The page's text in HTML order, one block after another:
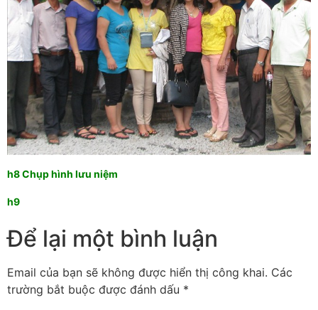
h8 Chụp hình lưu niệm
h9
Để lại một bình luận
Email của bạn sẽ không được hiển thị công khai. Các
trường bắt buộc được đánh dấu *